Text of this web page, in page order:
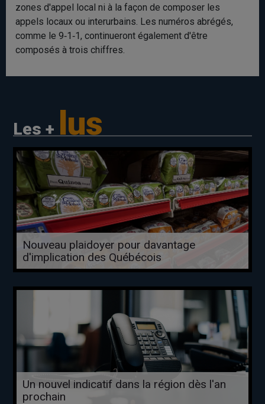
zones d'appel local ni à la façon de composer les
appels locaux ou interurbains. Les numéros abrégés,
comme le 9‑1‑1, continueront également d'être
composés à trois chiffres.
Les + lus
Nouveau plaidoyer pour davantage
d'implication des Québécois
Un nouvel indicatif dans la région dès l'an
prochain